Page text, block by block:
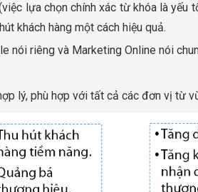
lựa chọn chính xác từ khóa là
khách hàng một cách hiệu quả.
nói riêng và Marketing Online nói
lý, phù hợp với tất cả các đơn vị từ